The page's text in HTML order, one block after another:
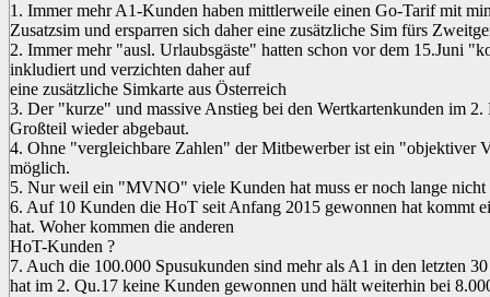
1. Immer mehr A1-Kunden haben mittlerweile einen Go-Tarif mit
Zusatzsim und ersparren sich daher eine zusätzliche Sim fürs
2. Immer mehr "ausl. Urlaubsgäste" hatten schon vor dem 15.Juni
inkludiert und verzichten daher auf
eine zusätzliche Simkarte aus Österreich
3. Der "kurze" und massive Anstieg bei den Wertkartenkunden im
Großteil wieder abgebaut.
4. Ohne "vergleichbare Zahlen" der Mitbewerber ist ein "objektiver
möglich.
5. Nur weil ein "MVNO" viele Kunden hat muss er noch lange nicht
6. Auf 10 Kunden die HoT seit Anfang 2015 gewonnen hat kommt
hat. Woher kommen die anderen
HoT-Kunden ?
7. Auch die 100.000 Spusukunden sind mehr als A1 in den letzten
hat im 2. Qu.17 keine Kunden gewonnen und hält weiterhin bei